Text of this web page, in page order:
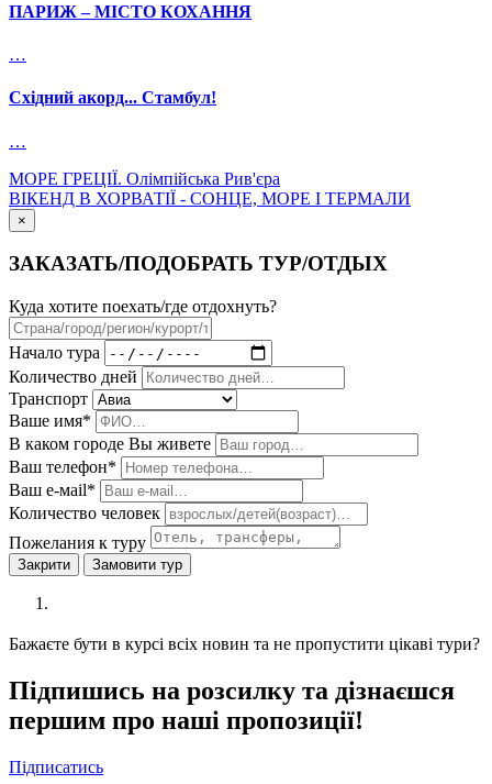
ПАРИЖ – МІСТО КОХАННЯ
…
Східний акорд... Стамбул!
…
МОРЕ ГРЕЦІЇ. Олімпійська Рив'єра
ВІКЕНД В ХОРВАТІЇ - СОНЦЕ, МОРЕ І ТЕРМАЛИ
×
ЗАКАЗАТЬ/ПОДОБРАТЬ ТУР/ОТДЫХ
Куда хотите поехать/где отдохнуть?
Начало тура
Количество дней
Транспорт
Ваше имя*
В каком городе Вы живете
Ваш телефон*
Ваш е-мail*
Количество человек
Пожелания к туру
Закрити Замовити тур
Бажаєте бути в курсі всіх новин та не пропустити цікаві тури?
Підпишись на розсилку та дізнаєшся
першим про наші пропозиції!
Підписатись